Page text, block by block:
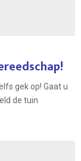
gek op! Gaat u
de tuin